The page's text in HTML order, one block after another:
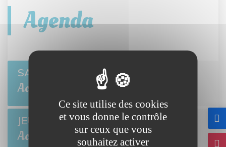
Agenda
SAM 8
Août
Open de pétanque
BRETTEVILLE-L'ORGUEILLEUSE
JEU 13
Août
Ciné-môme : Ponyo
BRETTEVILLE-L'ORGUEILLEUSE
Ce site utilise des cookies
et vous donne le contrôle
sur ceux que vous
souhaitez activer